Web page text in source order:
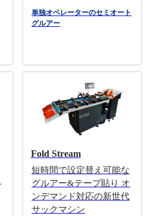
単独オペレーターのセミオート
グルアー
Fold Stream
短時間で設定替え可能な
グルアー&テープ貼り オ
ンデマンド対応の新世代
サックマシン